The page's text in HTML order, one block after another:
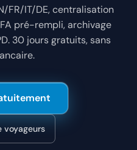
FR/IT/DE, centralisation
pré-rempli, archivage
30 jours gratuits, sans
voyageurs